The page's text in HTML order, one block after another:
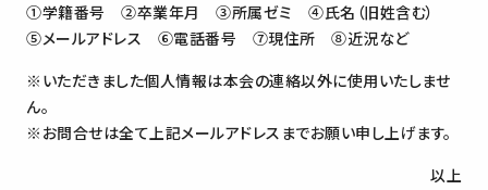
①学籍番号 ②卒業年月 ③所属ゼミ ④氏名（旧姓含む）
⑤メールアドレス ⑥電話番号 ⑦現住所 ⑧近況など
※いただきました個人情報は本会の連絡以外に使用いたしませ
ん。
※お問合せは全て上記メールアドレスまでお願い申し上げます。
以上